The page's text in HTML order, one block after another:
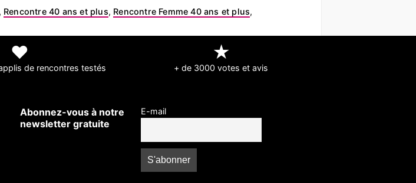
, Rencontre 40 ans et plus, Rencontre Femme 40 ans et plus,
❤
de rencontres testés
★
+ de 3000 votes et avis
Abonnez-vous à notre
newsletter gratuite
E-mail